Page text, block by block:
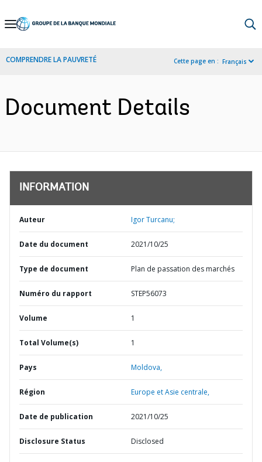
Skip
Navigation
COMPRENDRE LA PAUVRETÉ Cette page en : Français
Document Details
INFORMATION
Auteur Igor Turcanu;
Date du document 2021/10/25
Type de document Plan de passation des marchés
Numéro du rapport STEP56073
Volume 1
Total Volume(s) 1
Pays Moldova,
Région Europe et Asie centrale,
Date de publication 2021/10/25
Disclosure Status Disclosed